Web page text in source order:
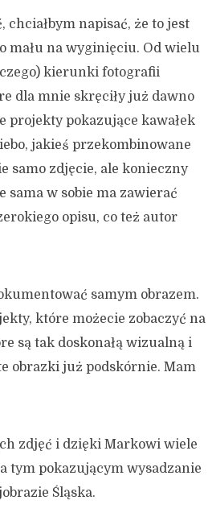
napisać, że to jest
mału na wyginięciu. Od wielu
kierunki fotografii
dla mnie skręciły już dawno
projekty pokazujące kawałek
jakieś przekombinowane
samo zdjęcie, ale konieczny
sama w sobie ma zawierać
opisu, co też autor
samym obrazem.
które możecie zobaczyć na
są tak doskonałą wizualną i
obrazki już podskórnie. Mam
zdjęć i dzięki Markowi wiele
tym pokazującym wysadzanie
Śląska.